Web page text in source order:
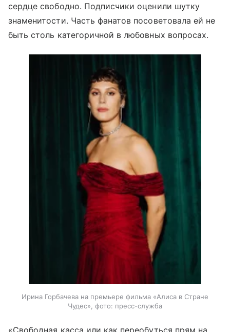
сердце свободно. Подписчики оценили шутку
знаменитости. Часть фанатов посоветовала ей не
быть столь категоричной в любовных вопросах.
Ирина Горбачева на премьере фильма «Алиса в Стране
Чудес», фото: пресс-служба